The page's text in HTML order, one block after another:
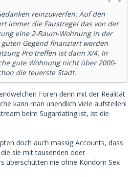
reinzuwerfen: Auf den
immer die Faustregel das von der
eine 2-Raum-Wohnung in der
Gegend finanziert werden
Pro treffen ist dann X/4. In
gute Wohnung nicht über 2000-
die teuerste Stadt.
Foren denn mit der Realität
kann man unendlich viele aufstellen!
beim Sugardating ist, ist die
doch auch massig Accounts, dass
sie mit tausenden oder
überschütten nie ohne Kondom Sex